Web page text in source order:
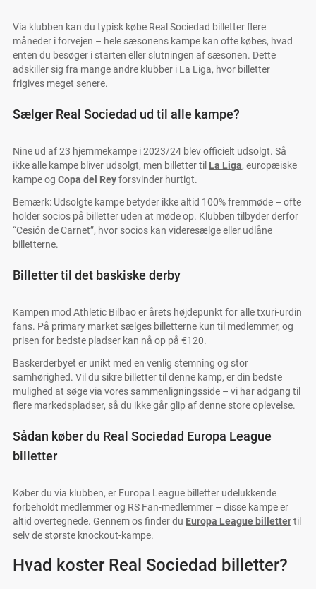
Via klubben kan du typisk købe Real Sociedad billetter flere
måneder i forvejen – hele sæsonens kampe kan ofte købes, hvad
enten du besøger i starten eller slutningen af sæsonen. Dette
adskiller sig fra mange andre klubber i La Liga, hvor billetter
frigives meget senere.
Sælger Real Sociedad ud til alle kampe?
Nine ud af 23 hjemmekampe i 2023/24 blev officielt udsolgt. Så
ikke alle kampe bliver udsolgt, men billetter til La Liga, europæiske
kampe og Copa del Reyforsvinder hurtigt.
Bemærk: Udsolgte kampe betyder ikke altid 100% fremmøde – ofte
holder socios på billetter uden at møde op. Klubben tilbyder derfor
“Cesión de Carnet”, hvor socios kan videresælge eller udlåne
billetterne.
Billetter til det baskiske derby
Kampen mod Athletic Bilbao er årets højdepunkt for alle txuri-urdin
fans. På primary market sælges billetterne kun til medlemmer, og
prisen for bedste pladser kan nå op på €120.
Baskerderbyet er unikt med en venlig stemning og stor
samhørighed. Vil du sikre billetter til denne kamp, er din bedste
mulighed at søge via vores sammenligningsside – vi har adgang til
flere markedspladser, så du ikke går glip af denne store oplevelse.
Sådan køber du Real Sociedad Europa League
billetter
Køber du via klubben, er Europa League billetter udelukkende
forbeholdt medlemmer og RS Fan-medlemmer – disse kampe er
altid overtegnede. Gennem os finder du Europa League billettertil
selv de største knockout-kampe.
Hvad koster Real Sociedad billetter?